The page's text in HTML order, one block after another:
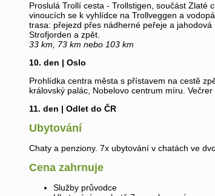
Proslulá Trollí cesta - Trollstigen, součást Zlaté
vinoucích se k vyhlídce na Trollveggen a
trasa: přejezd přes nádherné peřeje a
Strofjorden a zpět.
33 km, 73 km nebo 103 km
10. den | Oslo
Prohlídka centra města s přístavem na cestě
královský palác, Nobelovo centrum míru. Večrer
11. den | Odlet do ČR
Ubytování
Chaty a penziony. 7x ubytování v chatách ve
Cena zahrnuje
Služby průvodce